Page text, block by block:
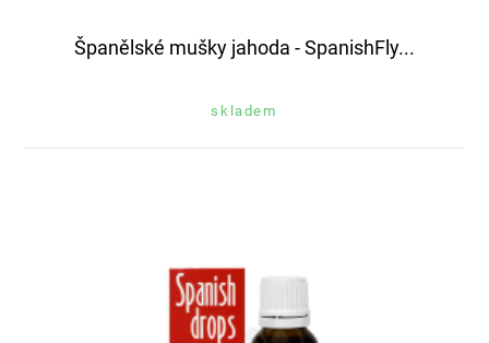
Španělské mušky jahoda - SpanishFly...
skladem